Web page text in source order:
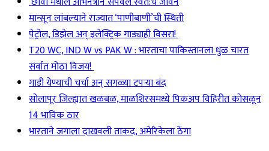
मान्सून लांबल्याने राज्यात ‘पाणीबाणी’ची स्थिती
पेट्रोल, डिझेल अन् इलेक्ट्रिक गाड्याही विसरा!
T20 WC, IND W vs PAK W : भारताचा पाकिस्तानला धुळ चारत
सर्वात मोठा विजय!
गाडी येण्याची चर्चा अन् सगळ्या टपऱ्या बंद
सोलापूर जिल्ह्यात खळबळ, माळशिरसमध्ये पिकअप विहिरीत कोसळून
14 भाविक ठार
भारताने जगाला दाखवली ताकद, अमेरिकेला ठेंगा